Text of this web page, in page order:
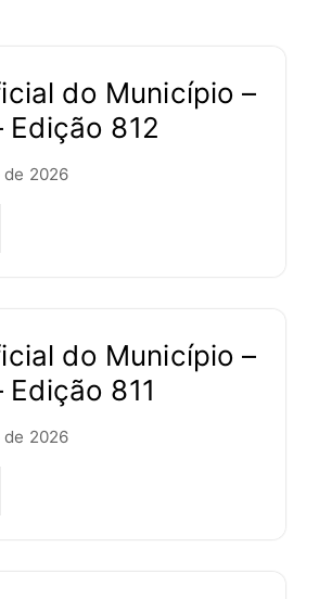
do Município –
Edição 812
2026
do Município –
Edição 811
2026